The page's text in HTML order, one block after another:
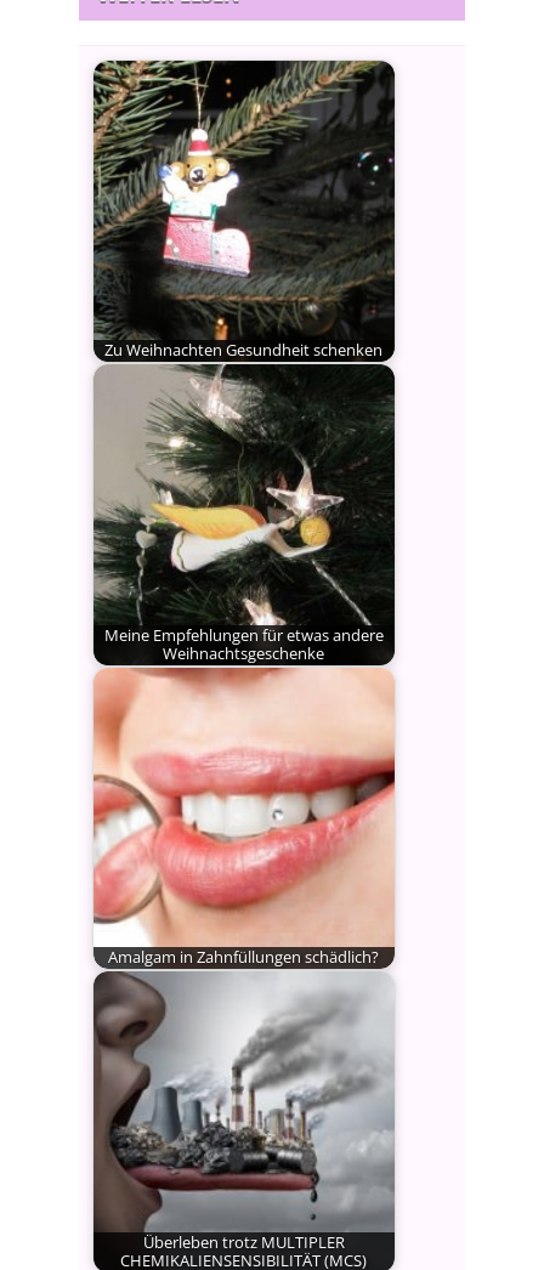
Zu Weihnachten Gesundheit schenken
Was steht in Deutschland auf der
Wunschliste ganz oben?
Gesundheit!…
Meine Empfehlungen für etwas andere
Weihnachtsgeschenke
Wie in jedem Jahr möchte ich Ihnen
auch in diesem…
Amalgam in Zahnfüllungen schädlich?
Haben Sie auch noch so schöne
Silberfüllungen in Ihren Zähnen?…
Überleben trotz MULTIPLER
CHEMIKALIENSENSIBILITÄT (MCS)